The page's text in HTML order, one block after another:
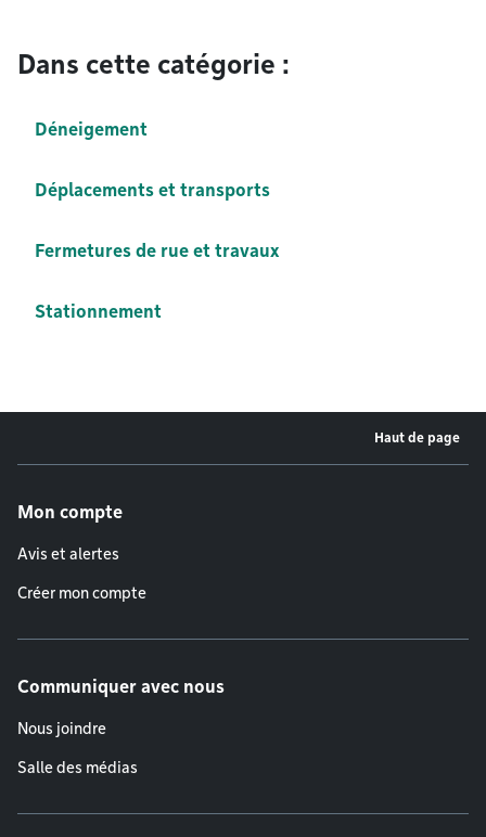
Dans cette catégorie :
Déneigement
Déplacements et transports
Fermetures de rue et travaux
Stationnement
Haut de page
Mon compte
Avis et alertes
Créer mon compte
Communiquer avec nous
Nous joindre
Salle des médias